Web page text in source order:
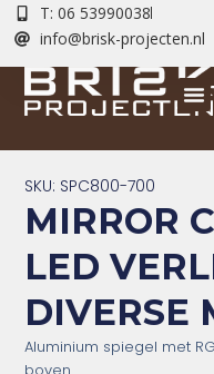
T: 06 53990038
info@brisk-projecten.nl
SKU: SPC800-700
MIRROR
LED
DIVERSE
Aluminium spiegel met